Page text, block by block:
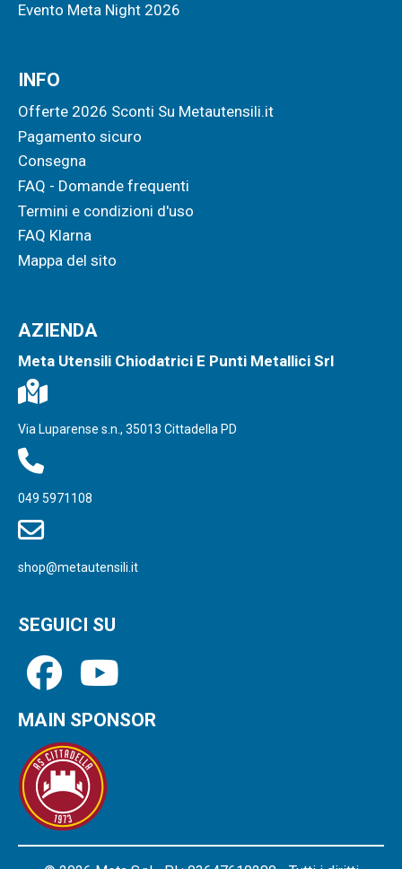
Evento Meta Night 2026
INFO
Offerte 2026 Sconti Su Metautensili.it
Pagamento sicuro
Consegna
FAQ - Domande frequenti
Termini e condizioni d'uso
FAQ Klarna
Mappa del sito
AZIENDA
Meta Utensili Chiodatrici E Punti Metallici Srl
Via Luparense s.n., 35013 Cittadella PD
049 5971108
shop@metautensili.it
SEGUICI SU
MAIN SPONSOR